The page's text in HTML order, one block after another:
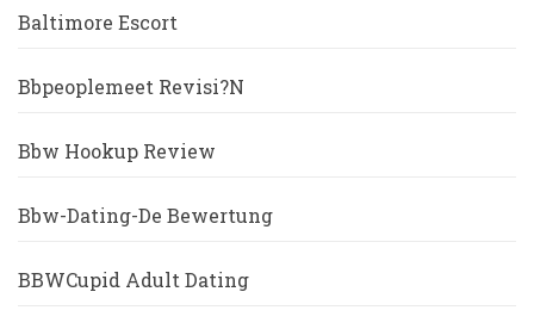
Baltimore Escort
Bbpeoplemeet Revisi?n
Bbw Hookup Review
Bbw-Dating-De Bewertung
BBWCupid Adult Dating